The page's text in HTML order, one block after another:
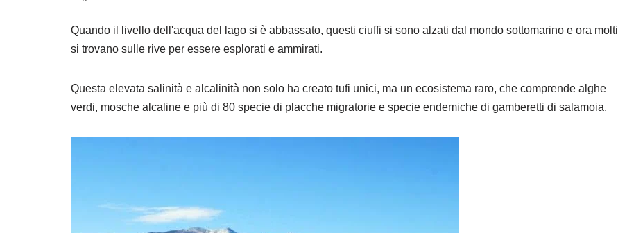
Quando il livello dell'acqua del lago si è abbassato, questi ciuffi si sono alzati dal mondo sottomarino e ora molti
si trovano sulle rive per essere esplorati e ammirati.
Questa elevata salinità e alcalinità non solo ha creato tufi unici, ma un ecosistema raro, che comprende alghe
verdi, mosche alcaline e più di 80 specie di placche migratorie e specie endemiche di gamberetti di salamoia.